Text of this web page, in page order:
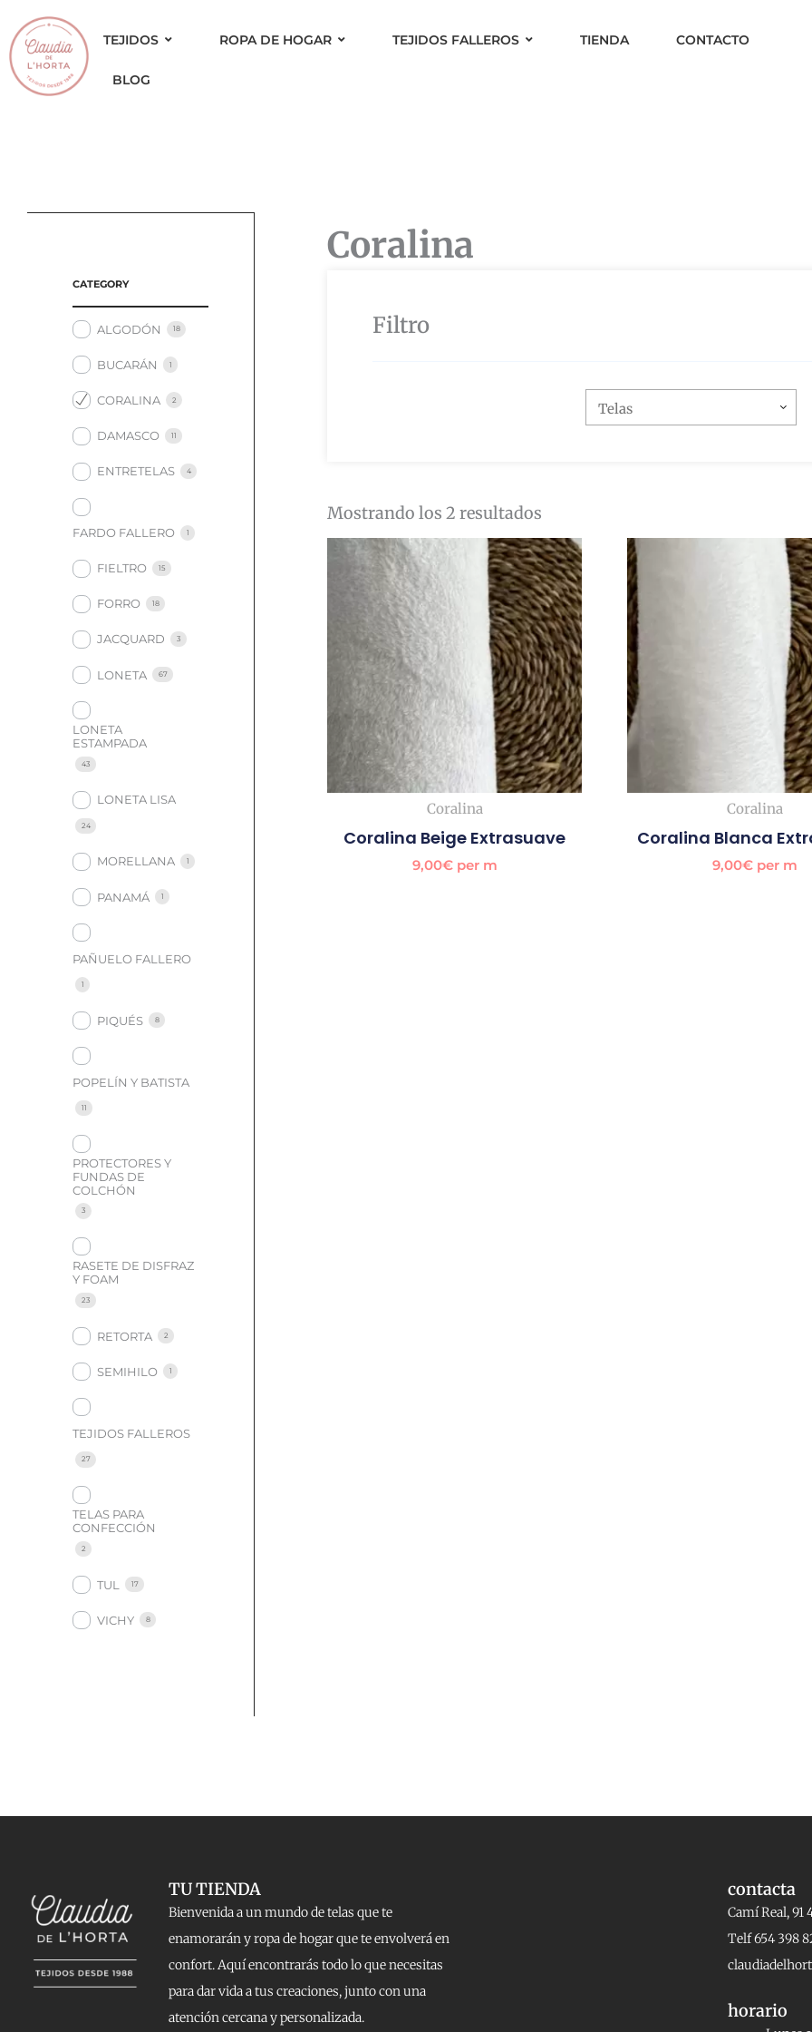
al
contenido
TEJIDOS ROPA DE HOGAR TEJIDOS FALLEROS TIENDA CONTACTO
BLOG
CATEGORY
ALGODÓN 18
BUCARÁN 1
CORALINA 2
DAMASCO 11
ENTRETELAS 4
FARDO FALLERO 1
FIELTRO 15
FORRO 18
JACQUARD 3
LONETA 67
LONETA
ESTAMPADA
43
LONETA LISA
24
MORELLANA 1
PANAMÁ 1
PAÑUELO FALLERO
1
PIQUÉS 8
POPELÍN Y BATISTA
11
PROTECTORES Y
FUNDAS DE
COLCHÓN
3
RASETE DE DISFRAZ
Y FOAM
23
RETORTA 2
SEMIHILO 1
TEJIDOS FALLEROS
27
TELAS PARA
CONFECCIÓN
2
TUL 17
VICHY 8
Coralina
Filtro
Mostrando los 2 resultados
Coralina
Coralina Beige Extrasuave
9,00€per m
Coralina
Coralina Blanca
9,00€per m
TU TIENDA
Bienvenida a un mundo de telas que te
enamorarán y ropa de hogar que te envolverá en
confort. Aquí encontrarás todo lo que necesitas
para dar vida a tus creaciones, junto con una
atención cercana y personalizada.
contacta
Camí Real, 91
Telf 654 398
horario